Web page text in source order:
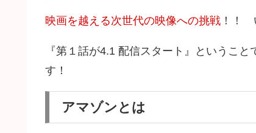
映画を越える次世代の映像への挑戦 ！！
『第１話が4.1 配信スタート』というこ
す！
アマゾンとは